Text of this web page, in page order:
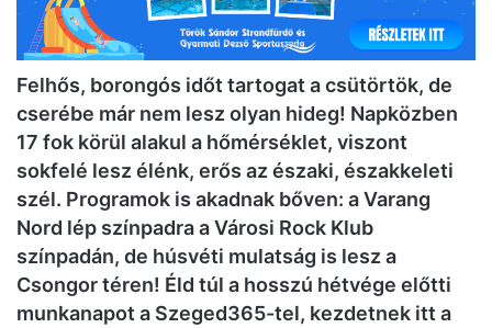
Felhős, borongós időt tartogat a csütörtök, de
cserébe már nem lesz olyan hideg! Napközben
17 fok körül alakul a hőmérséklet, viszont
sokfelé lesz élénk, erős az északi, északkeleti
szél. Programok is akadnak bőven: a Varang
Nord lép színpadra a Városi Rock Klub
színpadán, de húsvéti mulatság is lesz a
Csongor téren! Éld túl a hosszú hétvége előtti
munkanapot a Szeged365-tel, kezdetnek itt a